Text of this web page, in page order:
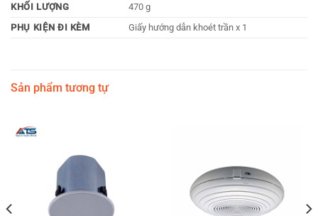
KHỐI LƯỢNG
470 g
PHỤ KIỆN ĐI KÈM
Giấy hướng dẫn khoét trần x 1
Sản phẩm tương tự